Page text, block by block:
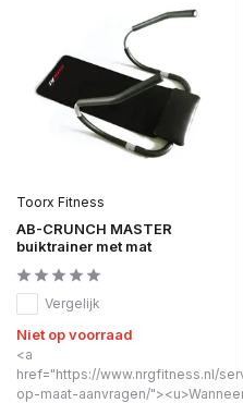
Toorx Fitness
AB-CRUNCH MASTER
buiktrainer met mat
Vergelijk
Niet op voorraad
<a
href="https://www.nrgfitness.nl/
op-maat-aanvragen/